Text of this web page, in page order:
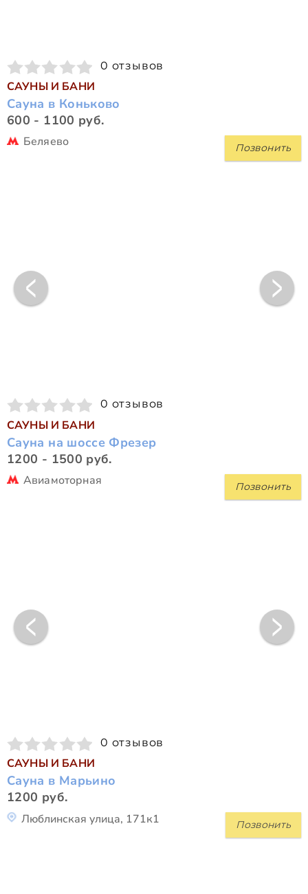
0 отзывов
САУНЫ И БАНИ
Сауна в Коньково
600 - 1100 руб.
Позвонить
Беляево
0 отзывов
САУНЫ И БАНИ
Сауна на шоссе Фрезер
1200 - 1500 руб.
Позвонить
Авиамоторная
0 отзывов
САУНЫ И БАНИ
Сауна в Марьино
1200 руб.
Позвонить
Люблинская улица, 171к1